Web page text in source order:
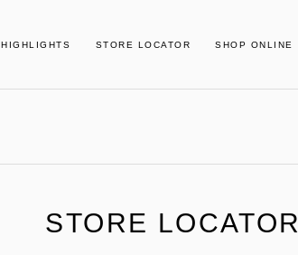
HIGHLIGHTS STORE LOCATOR SHOP ONLINE
STORE LOCATOR